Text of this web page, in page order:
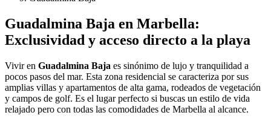
Guadalmina Baja en Marbella:
Exclusividad y acceso directo a la playa
Vivir en Guadalmina Baja es sinónimo de lujo y tranquilidad a
pocos pasos del mar. Esta zona residencial se caracteriza por sus
amplias villas y apartamentos de alta gama, rodeados de vegetación
y campos de golf. Es el lugar perfecto si buscas un estilo de vida
relajado pero con todas las comodidades de Marbella al alcance.